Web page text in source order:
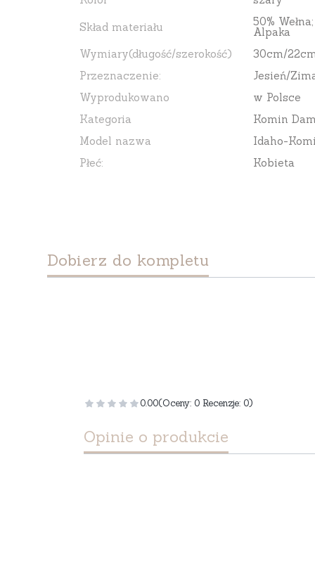
Skład materiału 50%
Alpaka
Wymiary(długość/szerokość)
30cm/
Przeznaczenie:
Jesień/
Wyprodukowano
w Polsce
Kategoria
Komin
Model nazwa
Idaho-
Płeć:
Kobieta
Dobierz do kompletu
0.00(Oceny: 0 Recenzje: 0)
Opinie o produkcie